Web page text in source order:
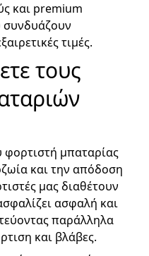
και premium
συνδυάζουν
τιμές.
τους
μπαταρίας
και την απόδοση
μας διαθέτουν
ασφαλή και
παράλληλα
και βλάβες.